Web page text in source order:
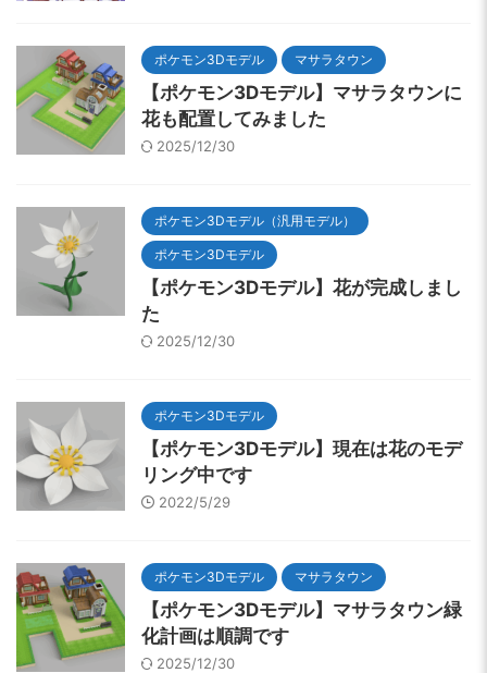
ポケモン3Dモデル マサラタウン
【ポケモン3Dモデル】マサラタウンに
花も配置してみました
2025/12/30
ポケモン3Dモデル（汎用モデル）
ポケモン3Dモデル
【ポケモン3Dモデル】花が完成しまし
た
2025/12/30
ポケモン3Dモデル
【ポケモン3Dモデル】現在は花のモデ
リング中です
2022/5/29
ポケモン3Dモデル マサラタウン
【ポケモン3Dモデル】マサラタウン緑
化計画は順調です
2025/12/30